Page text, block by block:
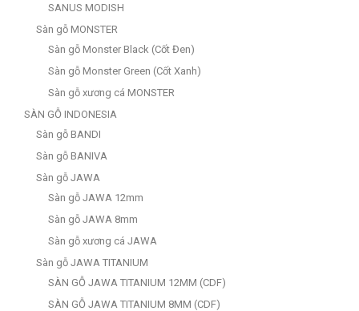
SANUS MODISH
Sàn gỗ MONSTER
Sàn gỗ Monster Black (Cốt Đen)
Sàn gỗ Monster Green (Cốt Xanh)
Sàn gỗ xương cá MONSTER
SÀN GỖ INDONESIA
Sàn gỗ BANDI
Sàn gỗ BANIVA
Sàn gỗ JAWA
Sàn gỗ JAWA 12mm
Sàn gỗ JAWA 8mm
Sàn gỗ xương cá JAWA
Sàn gỗ JAWA TITANIUM
SÀN GỖ JAWA TITANIUM 12MM (CDF)
SÀN GỖ JAWA TITANIUM 8MM (CDF)